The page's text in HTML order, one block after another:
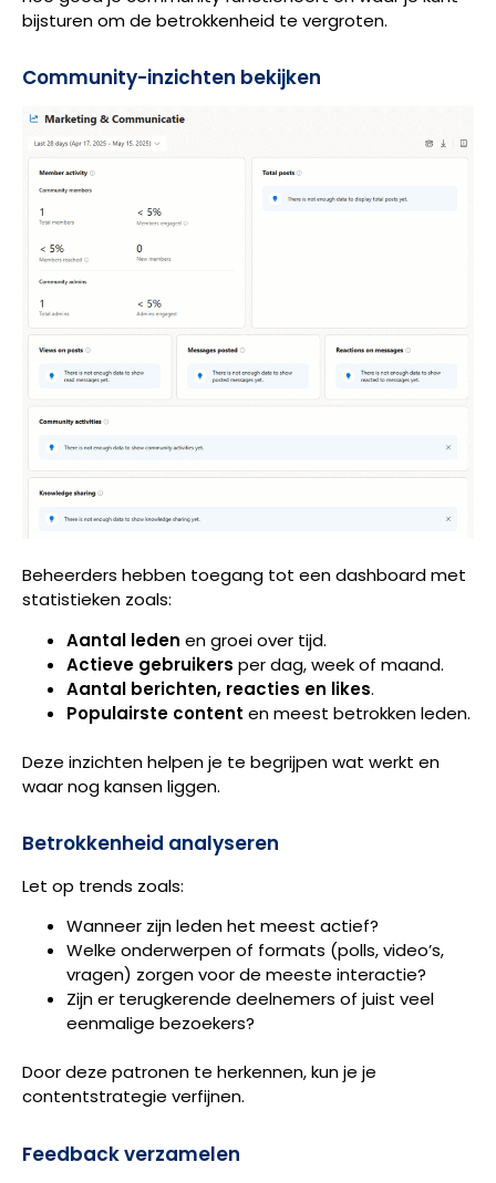
bijsturen om de betrokkenheid te vergroten.
Community-inzichten bekijken
Beheerders hebben toegang tot een dashboard met
statistieken zoals:
Aantal leden en groei over tijd.
Actieve gebruikers per dag, week of maand.
Aantal berichten, reacties en likes.
Populairste content en meest betrokken leden.
Deze inzichten helpen je te begrijpen wat werkt en
waar nog kansen liggen.
Betrokkenheid analyseren
Let op trends zoals:
Wanneer zijn leden het meest actief?
Welke onderwerpen of formats (polls, video’s,
vragen) zorgen voor de meeste interactie?
Zijn er terugkerende deelnemers of juist veel
eenmalige bezoekers?
Door deze patronen te herkennen, kun je je
contentstrategie verfijnen.
Feedback verzamelen